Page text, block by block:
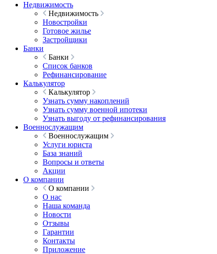
Недвижимость
Недвижимость
Новостройки
Готовое жилье
Застройщики
Банки
Банки
Список банков
Рефинансирование
Калькулятор
Калькулятор
Узнать сумму накоплений
Узнать сумму военной ипотеки
Узнать выгоду от рефинансирования
Военнослужащим
Военнослужащим
Услуги юриста
База знаний
Вопросы и ответы
Акции
О компании
О компании
О нас
Наша команда
Новости
Отзывы
Гарантии
Контакты
Приложение